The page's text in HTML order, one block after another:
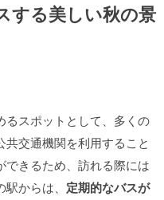
する美しい秋の景
るスポットとして、多くの
交通機関を利用すること
できるため、訪れる際には
からは、 定期的なバスが